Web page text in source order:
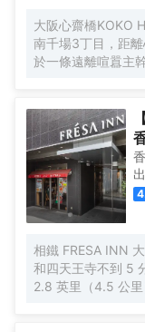
大阪心齋橋KOKO
南千場3丁目，距
於一條遠離喧囂主
相鐵 FRESA INN
和四天王寺不到 5
2.8 英里（4.5 公